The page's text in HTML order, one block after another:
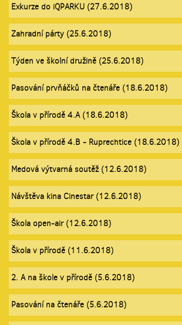
Exkurze do iQPARKU (27.6.2018)
Zahradní párty (25.6.2018)
Týden ve školní družině (25.6.2018)
Pasování prvňáčků na čtenáře (18.6.2018)
Škola v přírodě 4.A (18.6.2018)
Škola v přírodě 4.B - Ruprechtice (18.6.2018)
Medová výtvarná soutěž (12.6.2018)
Návštěva kina Cinestar (12.6.2018)
Škola open-air (12.6.2018)
Škola v přírodě (11.6.2018)
2. A na škole v přírodě (5.6.2018)
Pasování na čtenáře (5.6.2018)